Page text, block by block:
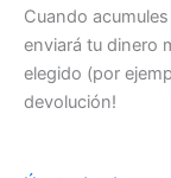
Cuando
enviará tu dinero
elegido (por
devolución!